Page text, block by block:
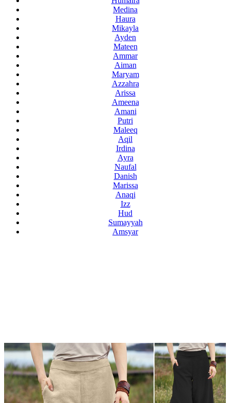
Medina
Haura
Mikayla
Ayden
Mateen
Ammar
Aiman
Maryam
Azzahra
Arissa
Ameena
Amani
Putri
Maleeq
Aqil
Irdina
Ayra
Naufal
Danish
Marissa
Anaqi
Izz
Hud
Sumayyah
Amsyar